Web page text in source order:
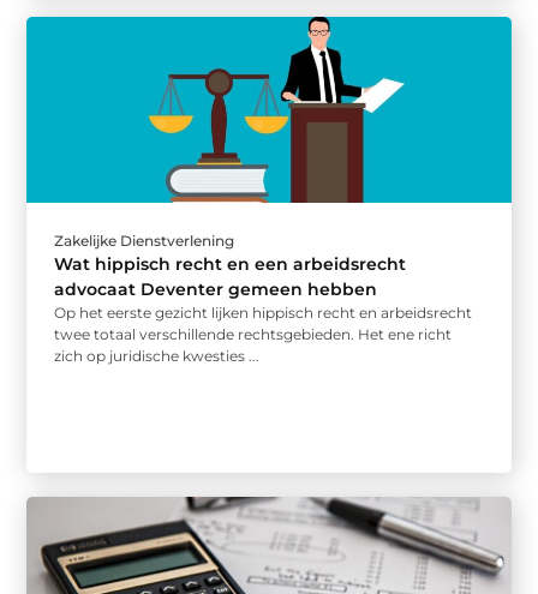
Zakelijke Dienstverlening
Wat hippisch recht en een arbeidsrecht
advocaat Deventer gemeen hebben
Op het eerste gezicht lijken hippisch recht en arbeidsrecht
twee totaal verschillende rechtsgebieden. Het ene richt
zich op juridische kwesties ...